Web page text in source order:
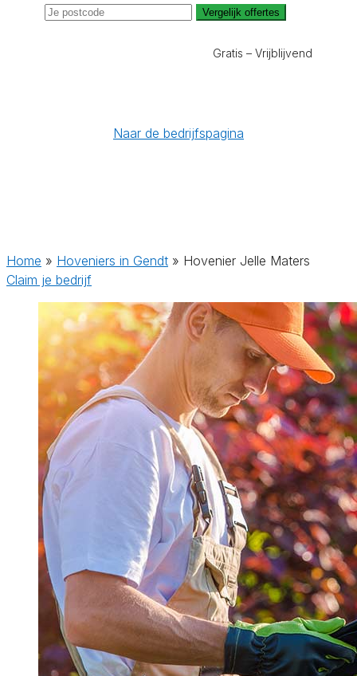
Vergelijk offertes
Gratis – Vrijblijvend
Naar de bedrijfspagina
Home » Hoveniers in Gendt » Hovenier Jelle Maters
Claim je bedrijf